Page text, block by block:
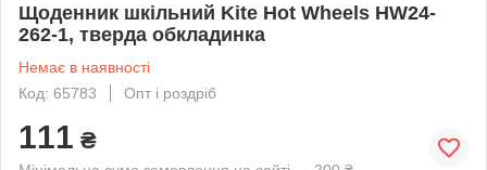
Щоденник шкільний Kite Hot Wheels HW24-
262-1, тверда обкладинка
Немає в наявності
Код: 65783
Опт і роздріб
111 ₴